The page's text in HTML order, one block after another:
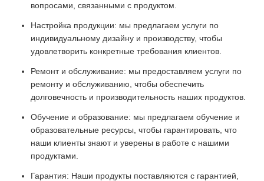
вопросами, связанными с продуктом.
Настройка продукции: мы предлагаем услуги по
индивидуальному дизайну и производству, чтобы
удовлетворить конкретные требования клиентов.
Ремонт и обслуживание: мы предоставляем услуги по
ремонту и обслуживанию, чтобы обеспечить
долговечность и производительность наших продуктов.
Обучение и образование: мы предлагаем обучение и
образовательные ресурсы, чтобы гарантировать, что
наши клиенты знают и уверены в работе с нашими
продуктами.
Гарантия: Наши продукты поставляются с гарантией,